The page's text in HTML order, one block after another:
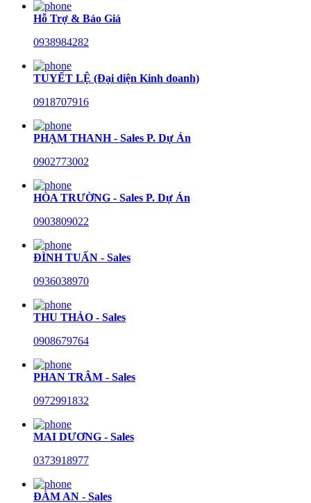
Hỗ Trợ & Báo Giá
0938984282
TUYẾT LỆ (Đại diện Kinh doanh)
0918707916
PHẠM THANH - Sales P. Dự Án
0902773002
HÒA TRƯỜNG - Sales P. Dự Án
0903809022
ĐÌNH TUẤN - Sales
0936038970
THU THẢO - Sales
0908679764
PHAN TRÂM - Sales
0972991832
MAI DƯƠNG - Sales
0373918977
ĐÀM AN - Sales